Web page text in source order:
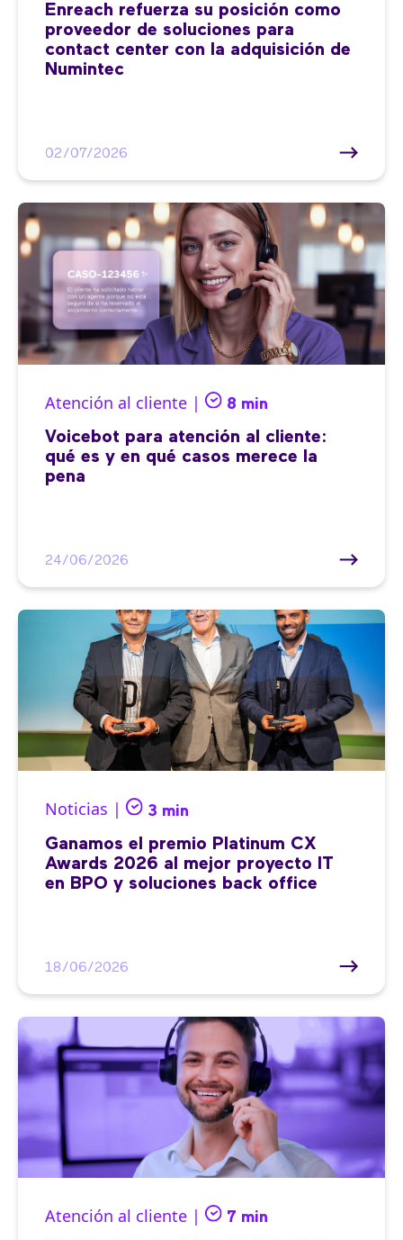
Enreach refuerza su posición como
proveedor de soluciones para
contact center con la adquisición de
Numintec
02/07/2026
Atención al cliente | 8 min
Voicebot para atención al cliente:
qué es y en qué casos merece la
pena
24/06/2026
Noticias | 3 min
Ganamos el premio Platinum CX
Awards 2026 al mejor proyecto IT
en BPO y soluciones back office
18/06/2026
Atención al cliente | 7 min